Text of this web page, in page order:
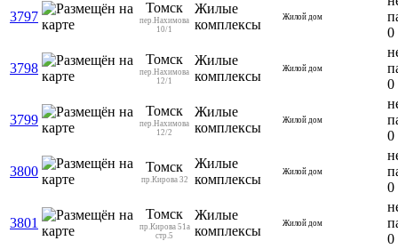
3797
Томск
пер.Нахимова
10/1
Жилые
комплексы
Жилой дом
0
3798
Томск
пер.Нахимова
12/1
Жилые
комплексы
Жилой дом
0
3799
Томск
пер.Нахимова
12/2
Жилые
комплексы
Жилой дом
0
3800 Томск
пр.Кирова 32
Жилые
комплексы
Жилой дом
0
3801
Томск
пр.Кирова 51а
стр.5
Жилые
комплексы
Жилой дом
0